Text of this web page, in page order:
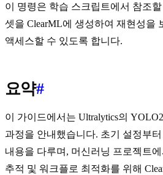
이 명령은 학습 스크립트에서 참조
셋을 ClearML에 생성하여 재현성을
액세스할 수 있도록 합니다.
요약#
이 가이드에서는 Ultralytics의
과정을 안내했습니다. 초기 설정부
내용을 다루며, 머신러닝 프로젝트
추적 및 워크플로 최적화를 위해